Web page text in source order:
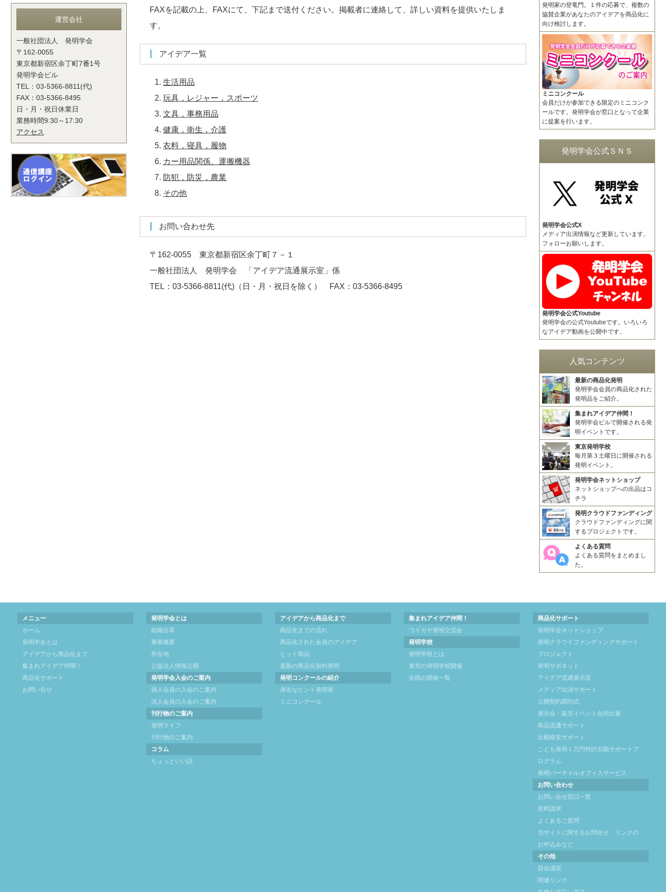
FAXを記載の上、FAXにて、下記まで送付ください。掲載者に連絡して、詳しい資料を提供いたしま
す。
アイデア一覧
生活用品
玩具，レジャー，スポーツ
文具，事務用品
健康，衛生，介護
衣料，寝具，履物
カー用品関係、運搬機器
防犯，防災，農業
その他
お問い合わせ先
〒162-0055 東京都新宿区余丁町７－１
一般社団法人 発明学会 「アイデア流通展示室」係
TEL：03-5366-8811(代)（日・月・祝日を除く） FAX：03-5366-8495
運営会社
一般社団法人 発明学会
〒162-0055
東京都新宿区余丁町7番1号
発明学会ビル
TEL：03-5366-8811(代)
FAX：03-5366-8495
日・月・祝日休業日
業務時間9:30～17:30
アクセス
発明家の登竜門。１件の応募で、複数の
協賛企業があなたのアイデアを商品化に
向け検討します。
ミニコンクール
会員だけが参加できる限定のミニコンク
ールです。発明学会が窓口となって企業
に提案を行います。
発明学会公式ＳＮＳ
発明学会公式X
メディア出演情報など更新しています。
フォローお願いします。
発明学会公式Youtube
発明学会の公式Youtubeです。いろいろ
なアイデア動画を公開中です。
人気コンテンツ
最新の商品化発明
発明学会会員の商品化された
発明品をご紹介。
集まれアイデア仲間！
発明学会ビルで開催される発
明イベントです。
東京発明学校
毎月第３土曜日に開催される
発明イベント。
発明学会ネットショップ
ネットショップへの出品はコ
チラ
発明クラウドファンディング
クラウドファンディングに関
するプロジェクトです。
よくある質問
よくある質問をまとめまし
た。
メニュー
ホーム
発明学会とは
アイデアから商品化まで
集まれアイデア仲間！
商品化サポート
お問い合せ
発明学会とは
組織沿革
事業概要
所在地
公益法人情報公開
発明学会入会のご案内
個人会員の入会のご案内
法人会員の入会のご案内
刊行物のご案内
発明ライフ
刊行物のご案内
コラム
ちょっといい話
アイデアから商品化まで
商品化までの流れ
商品化された会員のアイデア
ヒット商品
最新の商品化契約発明
発明コンクールの紹介
身近なヒント発明展
ミニコンクール
集まれアイデア仲間！
ワイガヤ発明交流会
発明学校
発明学校とは
東京の発明学校開催
全国の開催一覧
商品化サポート
発明学会ネットショップ
発明クラウドファンディングサポート
プロジェクト
発明サポネット
アイデア流通展示室
メディア出演サポート
公開契約調印式
展示会・販売イベント合同出展
商品流通サポート
出願格安サポート
こども発明１万円特許出願サポートプ
ログラム
発明バーチャルオフィスサービス
お問い合わせ
お問い合せ窓口一覧
資料請求
よくあるご質問
当サイトに関するお問合せ、リンクの
お申込みなど
その他
貸会議室
関連リンク